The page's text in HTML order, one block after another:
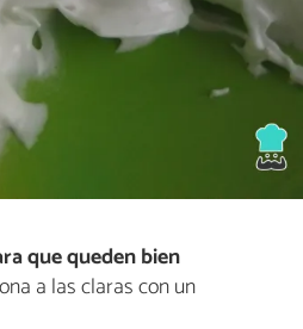
que queden bien
a las claras con un